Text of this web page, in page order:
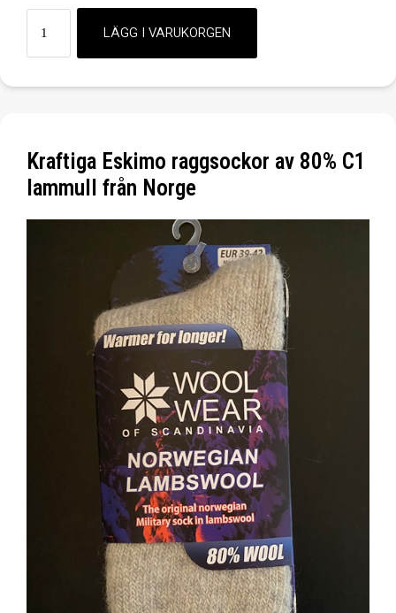
Kraftiga Eskimo raggsockor av 80% C1
lammull från Norge